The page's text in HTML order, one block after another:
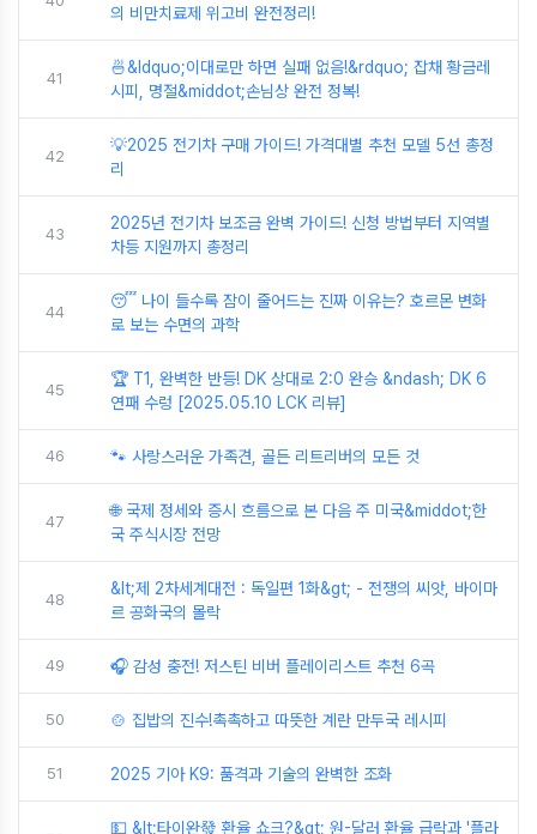
의 비만치료제 위고비 완전정리!
41
🍜&ldquo;이대로만 하면 실패 없음!&rdquo; 잡채 황금레
시피, 명절&middot;손님상 완전 정복!
42
💡2025 전기차 구매 가이드! 가격대별 추천 모델 5선 총정
리
43
2025년 전기차 보조금 완벽 가이드! 신청 방법부터 지역별
차등 지원까지 총정리
44
😴 나이 들수록 잠이 줄어드는 진짜 이유는? 호르몬 변화
로 보는 수면의 과학
45
🏆 T1, 완벽한 반등! DK 상대로 2:0 완승 &ndash; DK 6
연패 수렁 [2025.05.10 LCK 리뷰]
46 🐾 사랑스러운 가족견, 골든 리트리버의 모든 것
47
🌐 국제 정세와 증시 흐름으로 본 다음 주 미국&middot;한
국 주식시장 전망
48
&lt;제 2차세계대전 : 독일편 1화&gt; - 전쟁의 씨앗, 바이마
르 공화국의 몰락
49 🎧 감성 충전! 저스틴 비버 플레이리스트 추천 6곡
50 🍲 집밥의 진수!촉촉하고 따뜻한 계란 만두국 레시피
51 2025 기아 K9: 품격과 기술의 완벽한 조화
💵 &lt;타이완發 환율 쇼크?&gt; 원-달러 환율 급락과 '플라